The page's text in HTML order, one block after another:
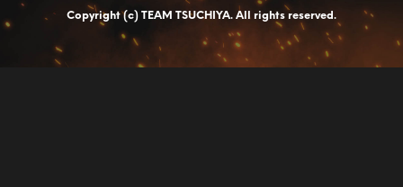
Copyright (c) TEAM TSUCHIYA. All rights reserved.